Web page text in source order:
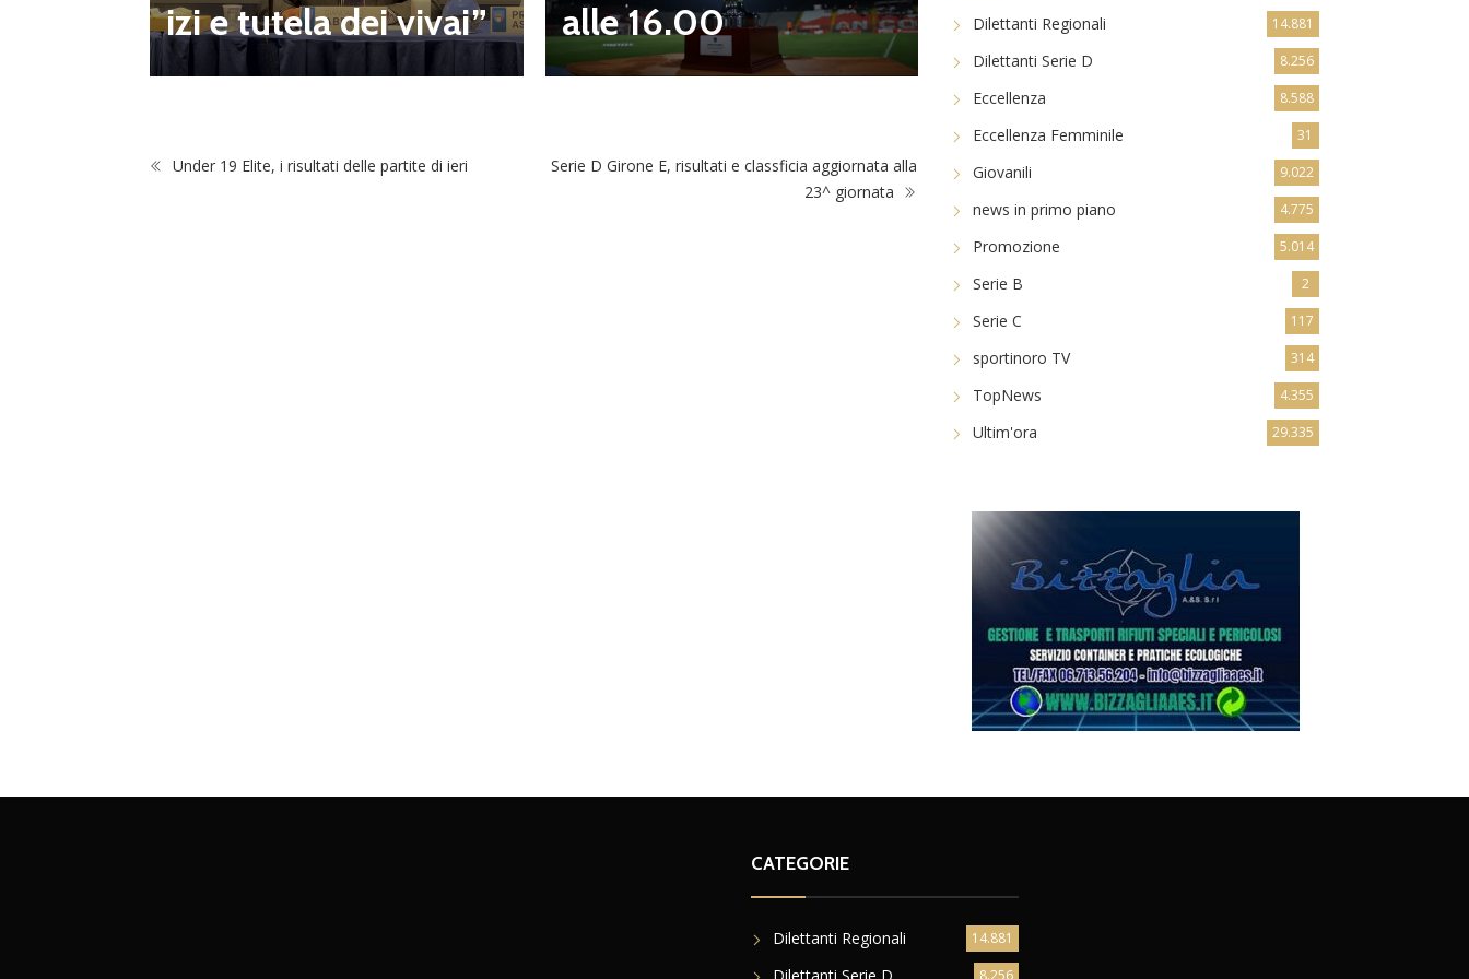
izi e tutela dei vivai”
alle 16.00
Under 19 Elite, i risultati delle partite di ieri
Serie D Girone E, risultati e classficia aggiornata alla
23^ giornata
Dilettanti Regionali 14.881
Dilettanti Serie D 8.256
Eccellenza 8.588
Eccellenza Femminile 31
Giovanili 9.022
news in primo piano 4.775
Promozione 5.014
Serie B 2
Serie C 117
sportinoro TV 314
TopNews 4.355
Ultim'ora 29.335
CATEGORIE
Dilettanti Regionali 14.881
8.256